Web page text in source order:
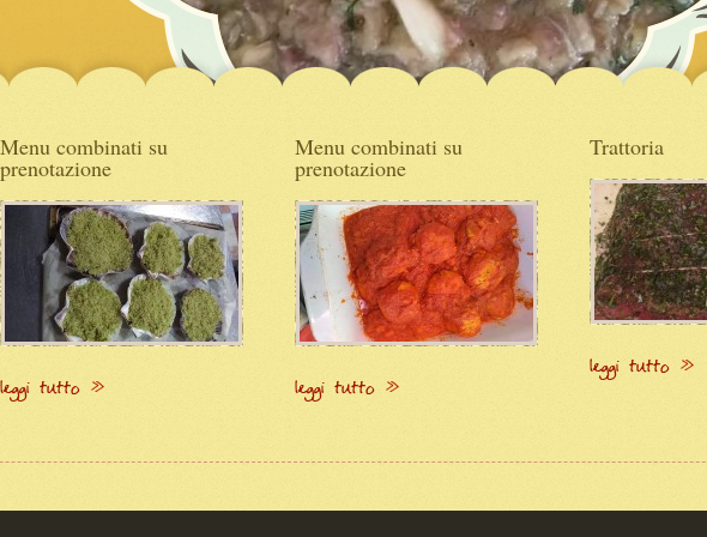
CARNE -SPATZLI AGLI SPINACI CONDITI P..
Leggi tutto
Menu combinati su
prenotazione
leggi tutto
Menu combinati su
prenotazione
leggi tutto
Trattoria
leggi tutto